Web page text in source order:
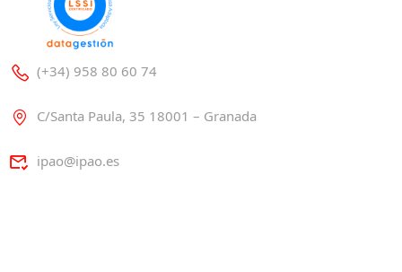
(+34) 958 80 60 74
C/Santa Paula, 35 18001 – Granada
ipao@ipao.es